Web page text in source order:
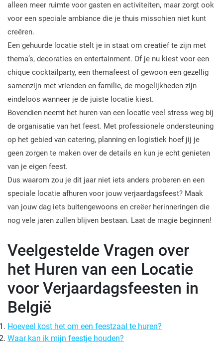
alleen meer ruimte voor gasten en activiteiten, maar zorgt ook
voor een speciale ambiance die je thuis misschien niet kunt
creëren.
Een gehuurde locatie stelt je in staat om creatief te zijn met
thema’s, decoraties en entertainment. Of je nu kiest voor een
chique cocktailparty, een themafeest of gewoon een gezellig
samenzijn met vrienden en familie, de mogelijkheden zijn
eindeloos wanneer je de juiste locatie kiest.
Bovendien neemt het huren van een locatie veel stress weg bij
de organisatie van het feest. Met professionele ondersteuning
op het gebied van catering, planning en logistiek hoef jij je
geen zorgen te maken over de details en kun je echt genieten
van je eigen feest.
Dus waarom zou je dit jaar niet iets anders proberen en een
speciale locatie afhuren voor jouw verjaardagsfeest? Maak
van jouw dag iets buitengewoons en creëer herinneringen die
nog vele jaren zullen blijven bestaan. Laat de magie beginnen!
Veelgestelde Vragen over
het Huren van een Locatie
voor Verjaardagsfeesten in
België
Hoeveel kost het om een feestzaal te huren?
Waar kan ik mijn feestje houden?